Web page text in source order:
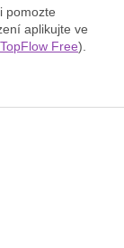
pomozte
aplikujte ve
Free).